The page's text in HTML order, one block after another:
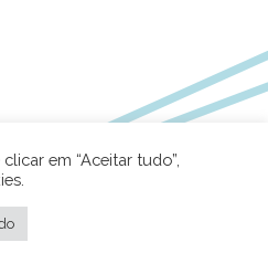
em “Aceitar tudo”,